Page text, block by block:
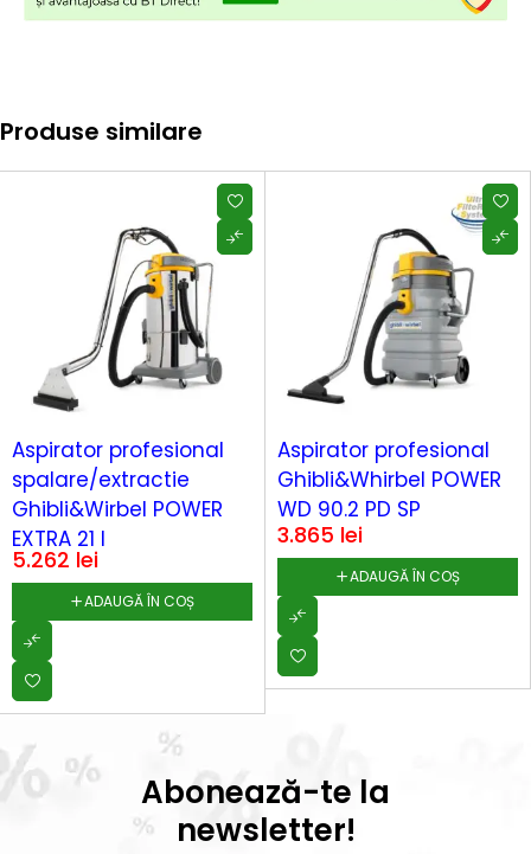
Produse similare
Aspirator profesional
spalare/extractie
Ghibli&Wirbel POWER
EXTRA 21 I
5.262 lei
ADAUGĂ ÎN COȘ
Aspirator profesional
Ghibli&Whirbel POWER
WD 90.2 PD SP
3.865 lei
ADAUGĂ ÎN COȘ
Abonează-te la
newsletter!